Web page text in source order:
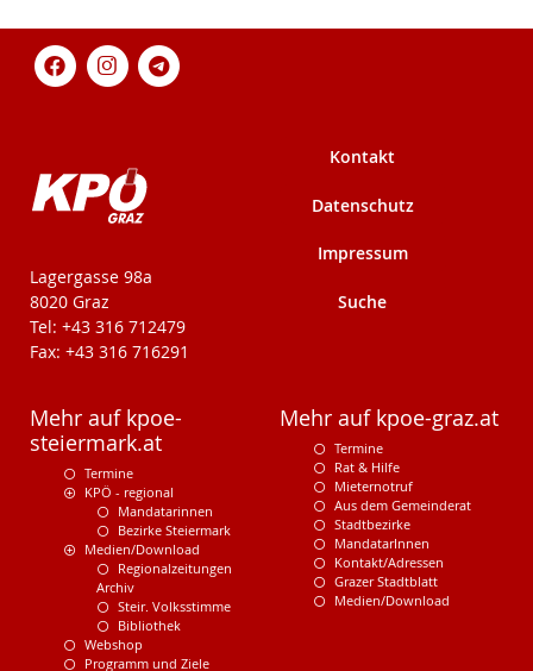
KPÖ-Steiermark
Lagergasse 98a
8020 Graz
Tel: +43 316 712479
Fax: +43 316 716291
Kontakt
Datenschutz
Impressum
Suche
Mehr auf kpoe-
steiermark.at
Termine
KPÖ - regional
Mandatarinnen
Bezirke Steiermark
Medien/Download
Regionalzeitungen
Archiv
Steir. Volksstimme
Bibliothek
Webshop
Programm und Ziele
Mehr auf kpoe-graz.at
Termine
Rat & Hilfe
Mieternotruf
Aus dem Gemeinderat
Stadtbezirke
MandatarInnen
Kontakt/Adressen
Grazer Stadtblatt
Medien/Download